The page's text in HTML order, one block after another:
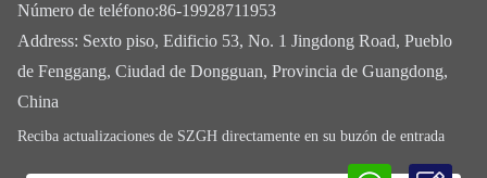
Número de teléfono:86-19928711953
Address: Sexto piso, Edificio 53, No. 1 Jingdong Road, Pueblo
de Fenggang, Ciudad de Dongguan, Provincia de Guangdong,
China
Reciba actualizaciones de SZGH directamente en su buzón de entrada